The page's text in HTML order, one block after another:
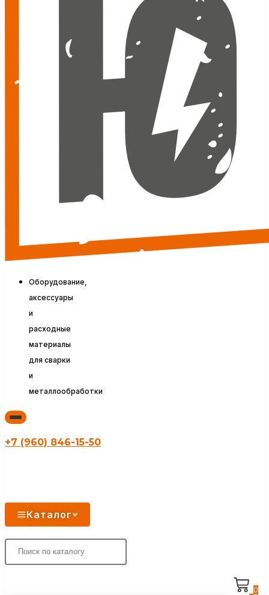
Оборудование,
аксессуары
и
расходные
материалы
для сварки
и
металлообработки
+7 (960) 846-15-50
Каталог
0